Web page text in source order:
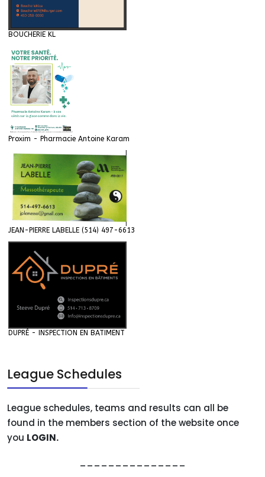
BOUCHERIE KL
Proxim - Pharmacie Antoine Karam
JEAN-PIERRE LABELLE (514) 497-6613
DUPRÉ - INSPECTION EN BATIMENT
League Schedules
League schedules, teams and results can all be
found in the members section of the website once
you LOGIN.
_______________